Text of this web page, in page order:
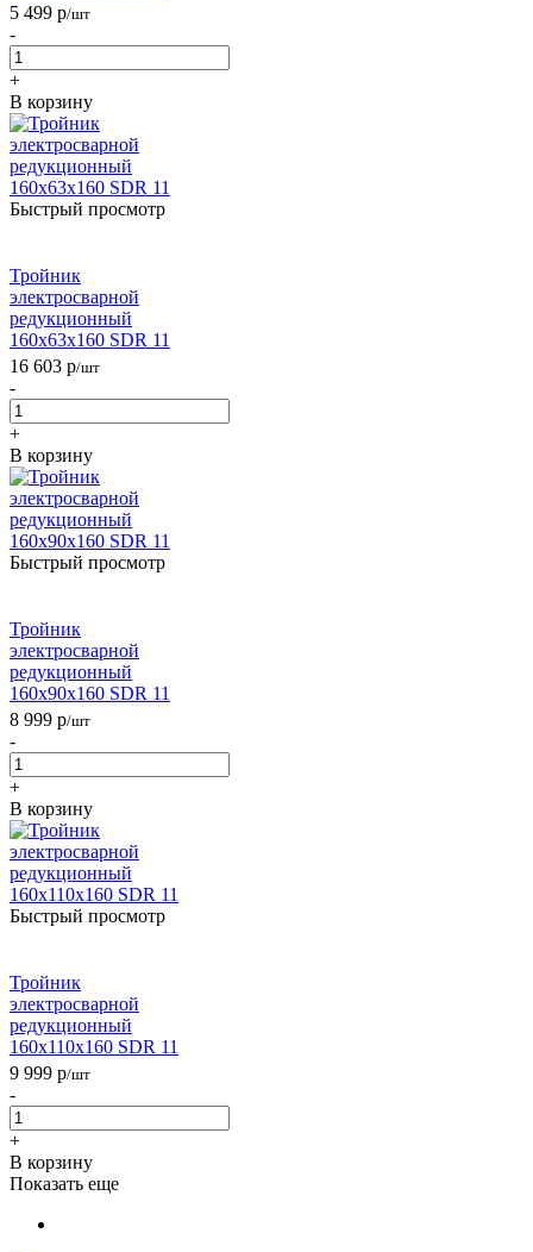
5 499 р/шт
-
+
В корзину
Быстрый просмотр
Тройник
электросварной
редукционный
160х63х160 SDR 11
16 603 р/шт
-
+
В корзину
Быстрый просмотр
Тройник
электросварной
редукционный
160х90х160 SDR 11
8 999 р/шт
-
+
В корзину
Быстрый просмотр
Тройник
электросварной
редукционный
160х110х160 SDR 11
9 999 р/шт
-
+
В корзину
Показать еще